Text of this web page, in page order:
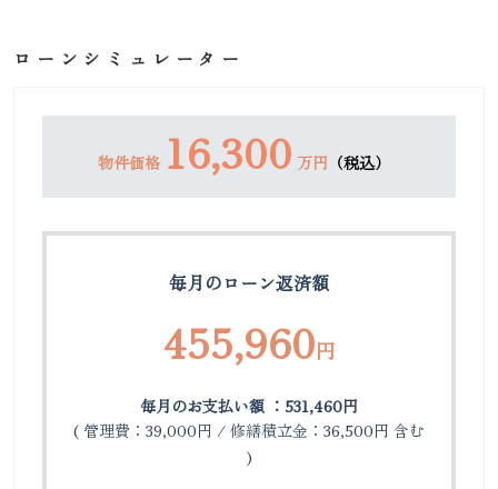
ローンシミュレーター
物件価格 16,300 万円 （税込）
毎月のローン返済額
455,960円
毎月のお支払い額 ：531,460円
( 管理費：39,000円 / 修繕積立金：36,500円 含む
)